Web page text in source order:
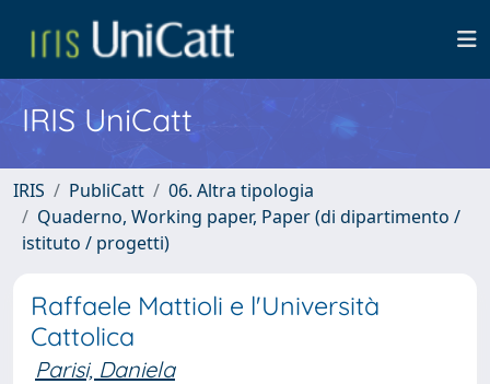
IRIS UniCatt
IRIS PubliCatt
06. Altra tipologia
Quaderno, Working paper, Paper (di dipartimento /
istituto / progetti)
Raffaele Mattioli e l'Università
Cattolica
Parisi, Daniela